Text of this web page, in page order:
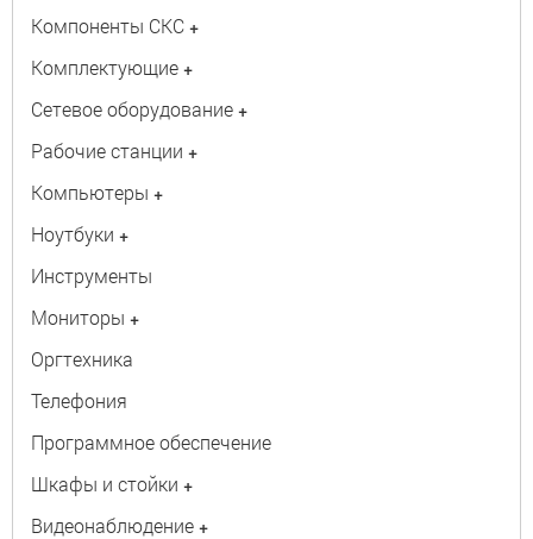
Компоненты СКС +
Комплектующие +
Сетевое оборудование +
Рабочие станции +
Компьютеры +
Ноутбуки +
Инструменты
Мониторы +
Оргтехника
Телефония
Программное обеспечение
Шкафы и стойки +
Видеонаблюдение +